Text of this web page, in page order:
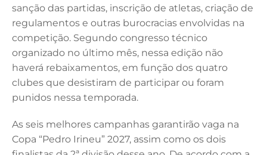
sanção das partidas, inscrição de atletas, criação de
regulamentos e outras burocracias envolvidas na
competição. Segundo congresso técnico
organizado no último mês, nessa edição não
haverá rebaixamentos, em função dos quatro
clubes que desistiram de participar ou foram
punidos nessa temporada.
As seis melhores campanhas garantirão vaga na
Copa “Pedro Irineu” 2027, assim como os dois